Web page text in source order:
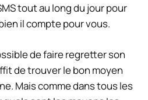
tout au long du jour pour
il compte pour vous.
de faire regretter son
de trouver le bon moyen
Mais comme dans tous les